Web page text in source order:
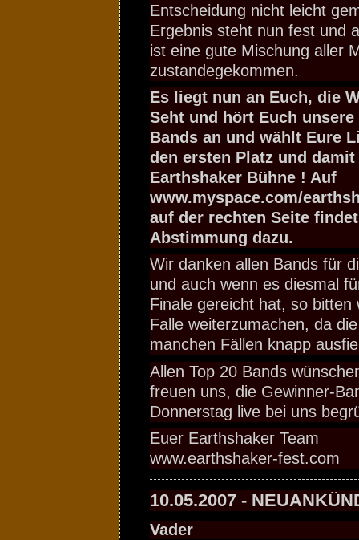
Entscheidung nicht leicht
Ergebnis steht nun fest und
ist eine gute Mischung aller
zustandegekommen.
Es liegt nun an Euch, die
Seht und hört Euch unsere
Bands an und wählt Eure
den ersten Platz und
Earthshaker Bühne ! Auf
www.myspace.com/
auf der rechten Seite
Abstimmung dazu.
Wir danken allen Bands für
und auch wenn es diesmal
Finale gereicht hat, so bitten
Falle weiterzumachen, da
manchen Fällen knapp
Allen Top 20 Bands
freuen uns, die Gewinner-
Donnerstag live bei uns
Euer Earthshaker Team
www.earthshaker-fest.com
10.05.2007 -
Vader